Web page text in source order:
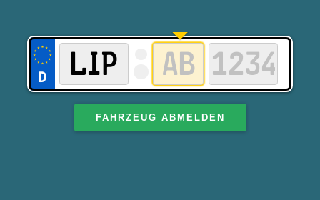
FAHRZEUG ABMELDEN